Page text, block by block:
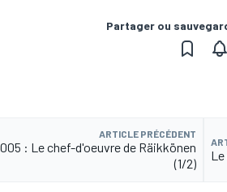
Partager ou
ARTICLE PRÉCÉDENT
: Le chef-d'oeuvre de Räikkönen
(1/2)
Le